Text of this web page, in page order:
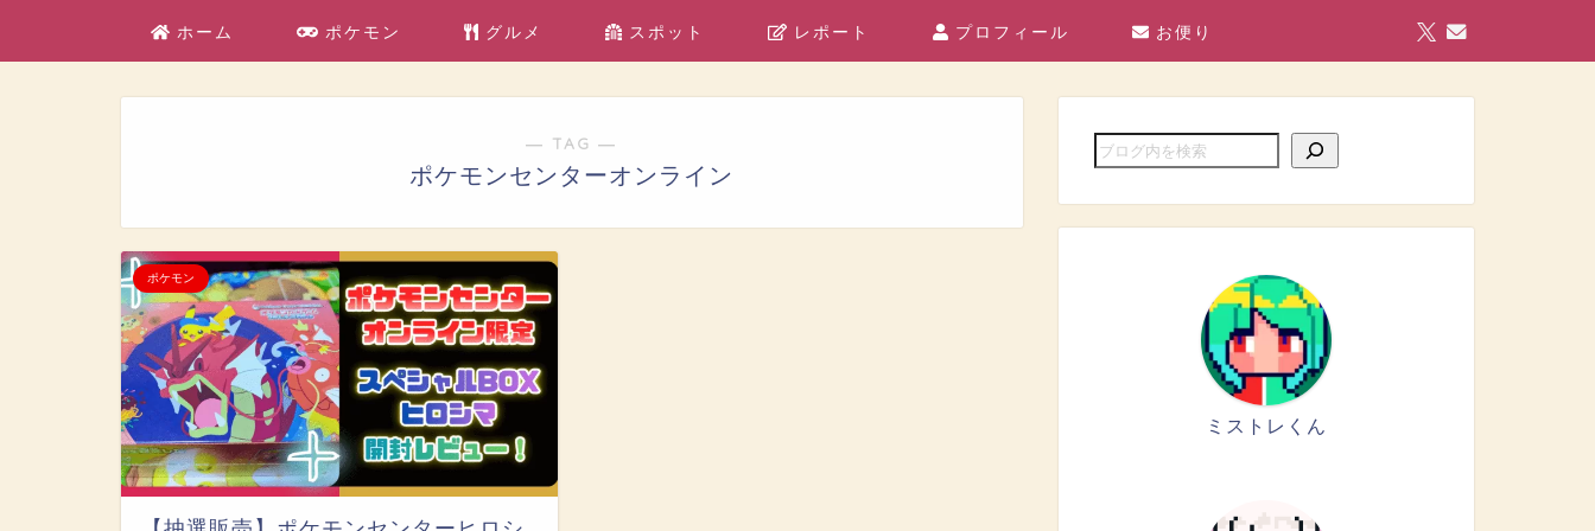
ホーム ポケモン グルメ スポット レポート プロフィール お便り
― TAG ―
ポケモンセンターオンライン
ポケモン
ミストレくん